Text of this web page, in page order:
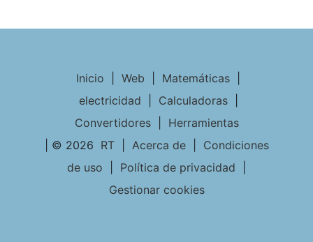
Inicio Web Matemáticas
electricidad
Calculadoras
Convertidores
Herramientas
| © 2026 RT Acerca de
Condiciones
de uso
Política de privacidad
Gestionar cookies